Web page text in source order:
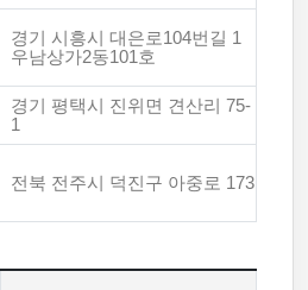
경기 시흥시 대은로104번길 1
우남상가2동101호
경기 평택시 진위면 견산리 75-
1
전북 전주시 덕진구 아중로 173